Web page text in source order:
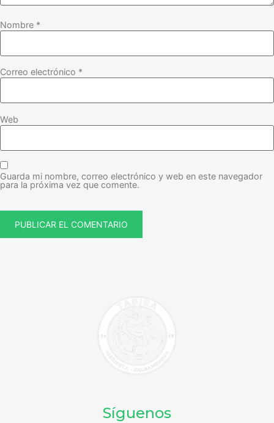
Nombre *
Correo electrónico *
Web
Guarda mi nombre, correo electrónico y web en este navegador
para la próxima vez que comente.
Síguenos